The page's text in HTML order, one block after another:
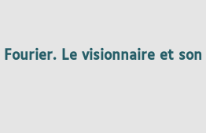
Fourier. Le visionnaire et son